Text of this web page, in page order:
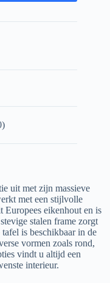
uit met zijn massieve
met een stijlvolle
eikenhout en is
stalen frame zorgt
is beschikbaar in de
vormen zoals rond,
vindt u altijd een
interieur.